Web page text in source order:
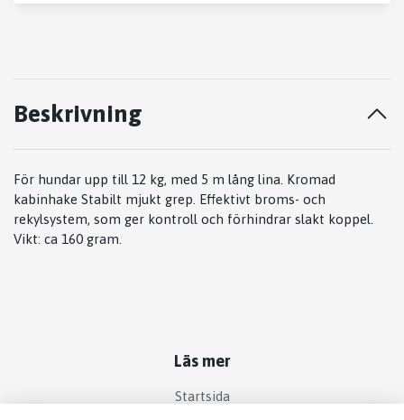
Beskrivning
För hundar upp till 12 kg, med 5 m lång lina. Kromad
kabinhake Stabilt mjukt grep. Effektivt broms- och
rekylsystem, som ger kontroll och förhindrar slakt koppel.
Vikt: ca 160 gram.
Läs mer
Startsida